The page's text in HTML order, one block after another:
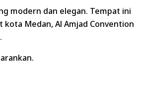
modern dan elegan. Tempat ini
Medan, Al Amjad Convention